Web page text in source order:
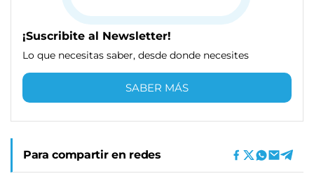
¡Suscribite al Newsletter!
Lo que necesitas saber, desde donde necesites
SABER MÁS
Para compartir en redes